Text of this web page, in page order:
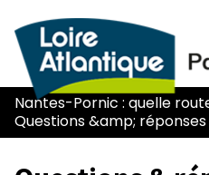
Nantes-Pornic : quelle
Questions &amp; réponses